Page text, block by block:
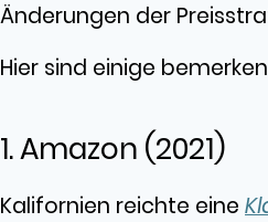
Änderungen der
Hier sind einige
1. Amazon (2021)
Kalifornien reichte eine